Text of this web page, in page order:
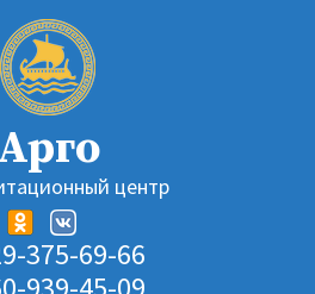
центр
375-69-66